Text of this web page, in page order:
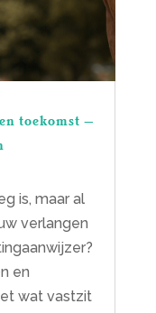
toekomst –
is, maar al
verlangen
en
wat vastzit